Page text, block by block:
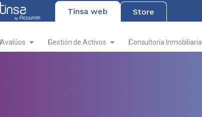
Tinsa web Store
Avalúos Gestión de Activos Consultoría Inmobiliaria